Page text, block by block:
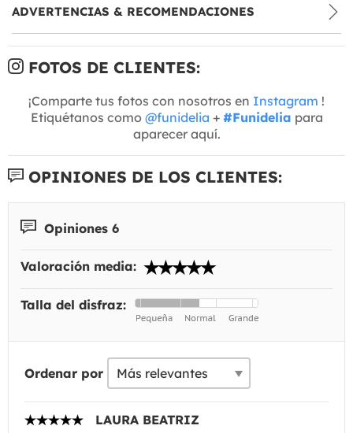
ADVERTENCIAS & RECOMENDACIONES
FOTOS DE CLIENTES:
¡Comparte tus fotos con nosotros en Instagram !
Etiquétanos como @funidelia + #Funidelia para
aparecer aquí.
OPINIONES DE LOS CLIENTES:
Opiniones 6
Valoración media:
Talla del disfraz:
Ordenar por
LAURA BEATRIZ